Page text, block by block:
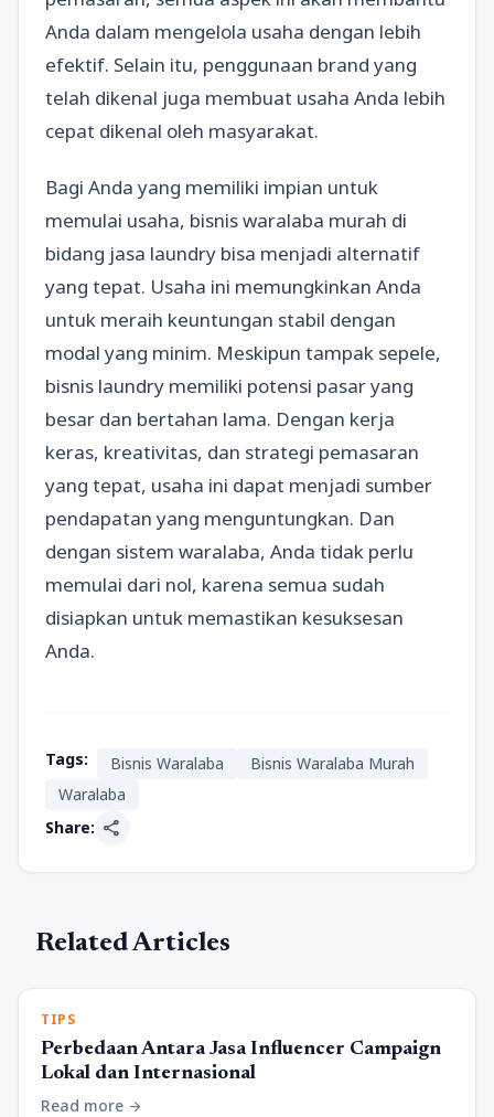
Anda dalam mengelola usaha dengan lebih
efektif. Selain itu, penggunaan brand yang
telah dikenal juga membuat usaha Anda lebih
cepat dikenal oleh masyarakat.
Bagi Anda yang memiliki impian untuk
memulai usaha, bisnis waralaba murah di
bidang jasa laundry bisa menjadi alternatif
yang tepat. Usaha ini memungkinkan Anda
untuk meraih keuntungan stabil dengan
modal yang minim. Meskipun tampak sepele,
bisnis laundry memiliki potensi pasar yang
besar dan bertahan lama. Dengan kerja
keras, kreativitas, dan strategi pemasaran
yang tepat, usaha ini dapat menjadi sumber
pendapatan yang menguntungkan. Dan
dengan sistem waralaba, Anda tidak perlu
memulai dari nol, karena semua sudah
disiapkan untuk memastikan kesuksesan
Anda.
Tags: Bisnis Waralaba
Bisnis Waralaba Murah
Waralaba
Share: share
Related Articles
TIPS
Perbedaan Antara Jasa Influencer Campaign
Lokal dan Internasional
Read more arrow_forward